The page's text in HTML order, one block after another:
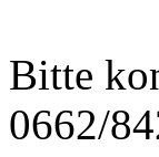
Bitte
0662/